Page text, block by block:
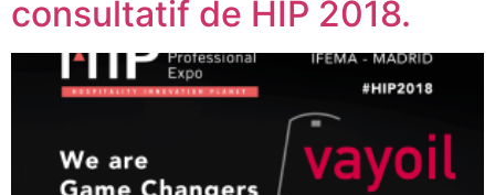
consultatif de HIP 2018.